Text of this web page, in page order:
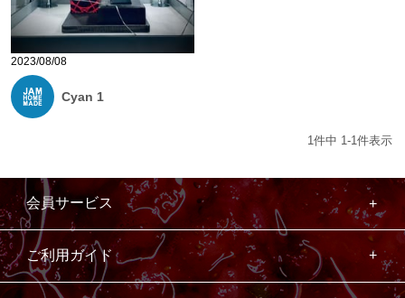
2023/08/08
Cyan 1
1件中 1-1件表示
会員サービス
ご利用ガイド